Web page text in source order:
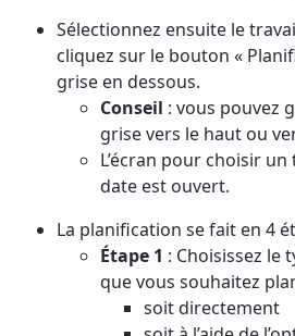
Sélectionnez ensuite le
cliquez sur le bouton «
grise en dessous.
Conseil : vous pouvez
grise vers le haut ou
L’écran pour choisir un
date est ouvert.
La planification se fait en 4
Étape 1 : Choisissez le
que vous souhaitez
soit directement